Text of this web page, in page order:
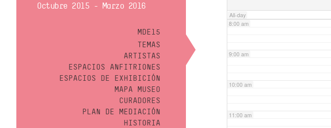
Octubre 2015 - Marzo 2016
MDE15
TEMAS
ARTISTAS
ESPACIOS ANFITRIONES
ESPACIOS DE EXHIBICIÓN
MAPA MUSEO
CURADORES
PLAN DE MEDIACIÓN
HISTORIA
All-day
8:00 am
9:00 am
10:00 am
11:00 am